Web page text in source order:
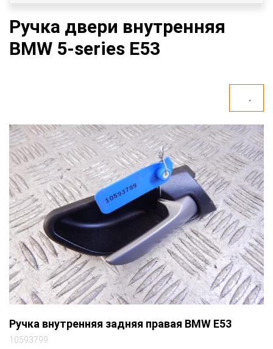
Ручка двери внутренняя
BMW 5-series E53
Ручка внутренняя задняя правая BMW E53
10593799